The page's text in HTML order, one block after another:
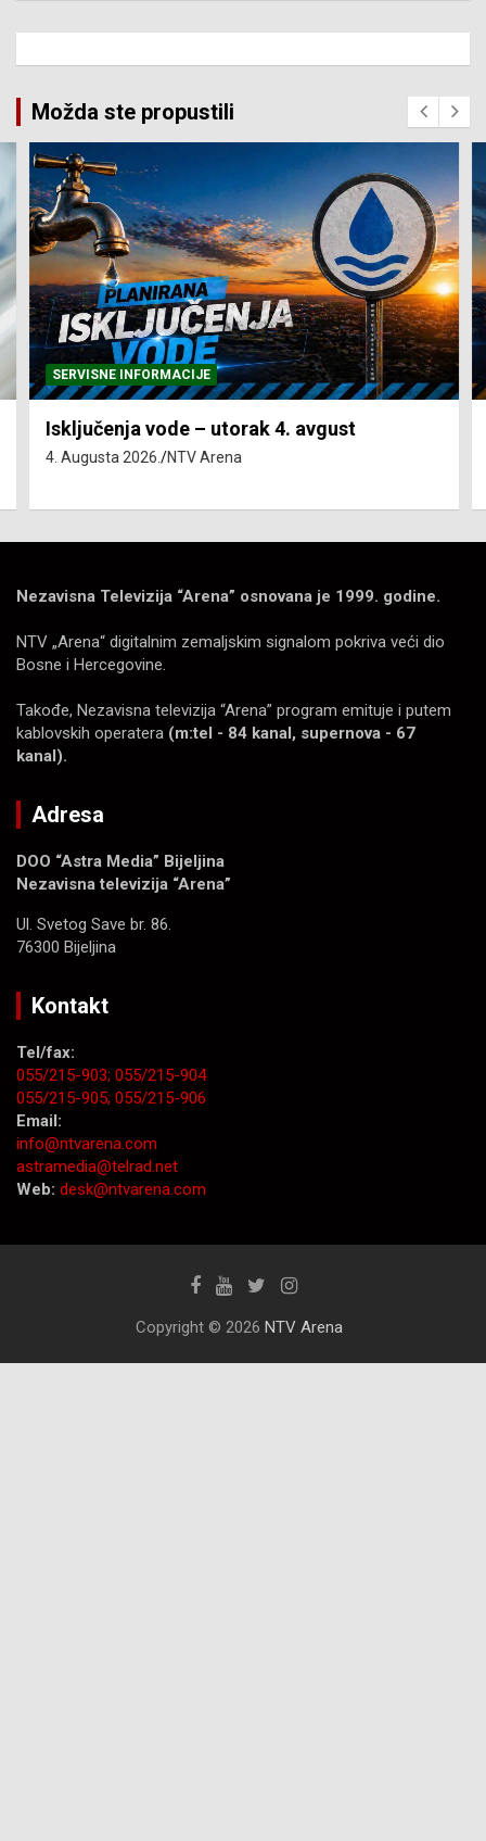
Možda ste propustili
SERVISNE INFORMACIJE
Isključenja vode – utorak 4. avgust
4. Augusta 2026. NTV Arena
Nezavisna Televizija “Arena” osnovana je 1999. godine.
NTV „Arena“ digitalnim zemaljskim signalom pokriva veći dio
Bosne i Hercegovine.
Takođe, Nezavisna televizija “Arena” program emituje i putem
kablovskih operatera (m:tel - 84 kanal, supernova - 67
kanal).
Adresa
DOO “Astra Media” Bijeljina
Nezavisna televizija “Arena”
Ul. Svetog Save br. 86.
76300 Bijeljina
Kontakt
Tel/fax:
055/215-903; 055/215-904
055/215-905; 055/215-906
Email:
info@ntvarena.com
astramedia@telrad.net
Web: desk@ntvarena.com
Copyright © 2026 NTV Arena